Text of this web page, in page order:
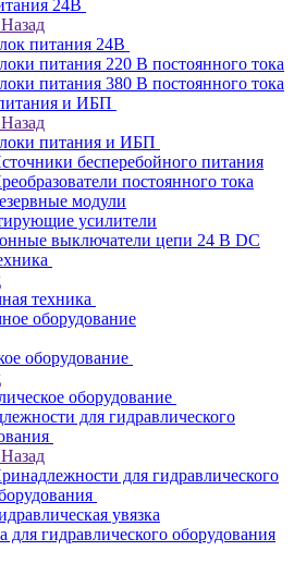
24В
Назад
питания 24В
питания 220 В постоянного тока
питания 380 В постоянного тока
и ИБП
Назад
питания и ИБП
бесперебойного питания
постоянного тока
модули
усилители
выключатели цепи 24 В DC
техника
оборудование
оборудование
оборудование
для гидравлического
Назад
для гидравлического
увязка
для гидравлического оборудования